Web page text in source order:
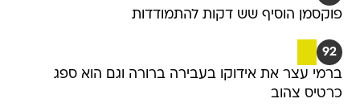
פוקסמן הוסיף שש דקות להתמודדות
92
ברמי עצר את אידוקו בעבירה ברורה וגם הוא ספג
כרטיס צהוב